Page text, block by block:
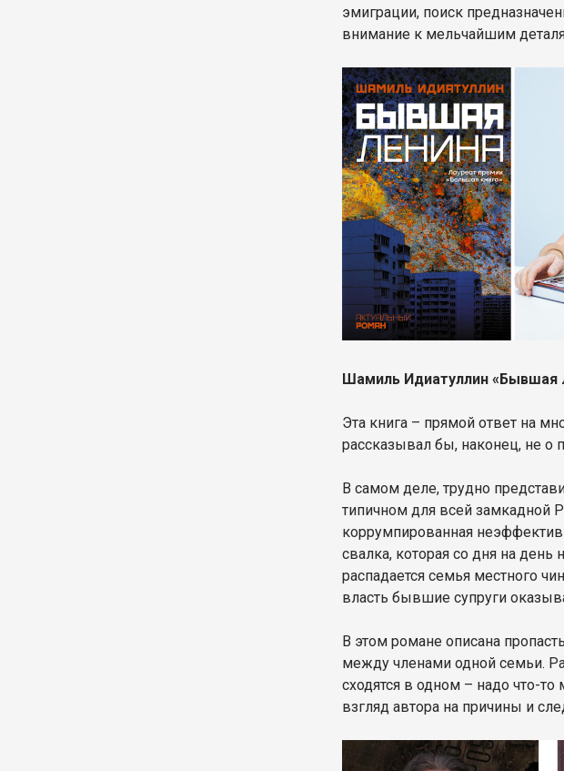
эмиграции, поиск
внимание к мельчайшим
Шамиль Идиатуллин «Бывшая
Эта книга – прямой ответ на
рассказывал бы, наконец, не о
В самом деле, трудно
типичном для всей замкадной
коррумпированная
свалка, которая со дня на
распадается семья местного
власть бывшие супруги
В этом романе описана
между членами одной семьи.
сходятся в одном – надо что-
взгляд автора на причины и